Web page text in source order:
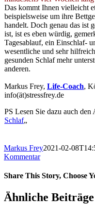
Das kommt Ihnen vielleicht
beispielsweise um ihre
handelt. Doch genau das ist
ist, ist es eben würdig,
Tagesablauf, ein Einschlaf-
wesentliche und sehr
gesunden Schlaf mehr
anderen.
Markus Frey, Life-Coach,
info(ät)stressfrey.de
PS Lesen Sie dazu auch den
Schlaf„
Markus Frey2021-02-
Kommentar
Share This Story, Choose
Ähnliche Beiträge